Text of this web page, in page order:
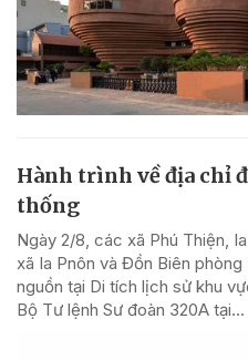
Hành trình về địa chỉ
thống
Ngày 2/8, các xã Phú Thiện,
xã Ia Pnôn và Đồn Biên
nguồn tại Di tích lịch sử khu
Bộ Tư lệnh Sư đoàn 320A tại...